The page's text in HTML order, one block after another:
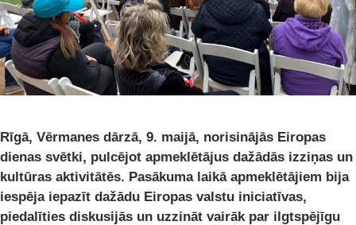
Rīgā, Vērmanes dārzā, 9. maijā, norisinājās Eiropas
dienas svētki, pulcējot apmeklētājus dažādās izziņas un
kultūras aktivitātēs. Pasākuma laikā apmeklētājiem bija
iespēja iepazīt dažādu Eiropas valstu iniciatīvas,
piedalīties diskusijās un uzzināt vairāk par ilgtspējīgu